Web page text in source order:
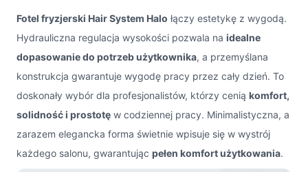
Fotel fryzjerski Hair System Halo łączy estetykę z wygodą.
Hydrauliczna regulacja wysokości pozwala na idealne
dopasowanie do potrzeb użytkownika, a przemyślana
konstrukcja gwarantuje wygodę pracy przez cały dzień. To
doskonały wybór dla profesjonalistów, którzy cenią komfort,
solidność i prostotę w codziennej pracy. Minimalistyczna, a
zarazem elegancka forma świetnie wpisuje się w wystrój
każdego salonu, gwarantując pełen komfort użytkowania.